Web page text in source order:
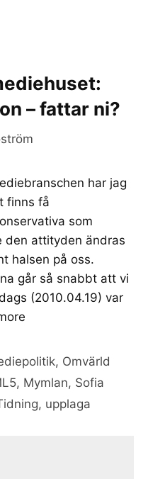
– fattar ni?
har jag
finns få
som
den attityden ändras
halsen på oss.
går så snabbt att vi
(2010.04.19) var
, Omvärld
, Mymlan, Sofia
, upplaga